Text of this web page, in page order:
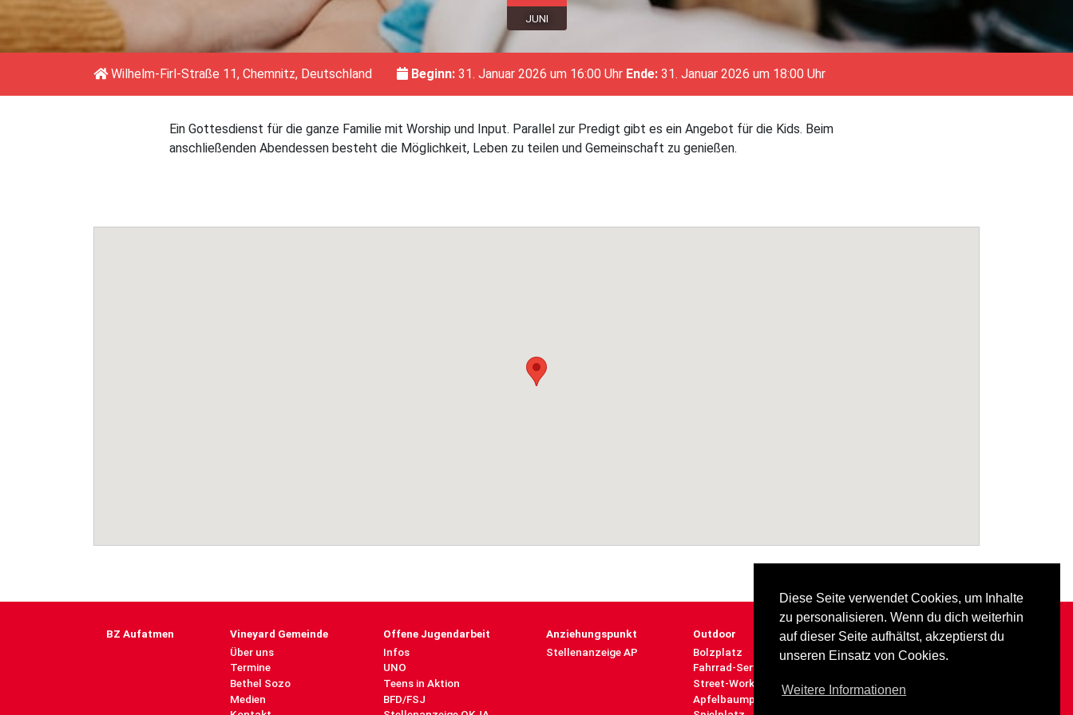
Diese Seite verwendet Cookies, um Inhalte
zu personalisieren. Wenn du dich weiterhin
auf dieser Seite aufhältst, akzeptierst du
unseren Einsatz von Cookies.
Weitere Informationen
JUNI
Wilhelm-Firl-Straße 11, Chemnitz, Deutschland Beginn: 31. Januar 2026 um 16:00 Uhr Ende: 31. Januar 2026 um 18:00 Uhr
Ein Gottesdienst für die ganze Familie mit Worship und Input. Parallel zur Predigt gibt es ein Angebot für die Kids. Beim
anschließenden Abendessen besteht die Möglichkeit, Leben zu teilen und Gemeinschaft zu genießen.
BZ Aufatmen
Vineyard Gemeinde
Über uns
Termine
Bethel Sozo
Medien
Offene Jugendarbeit
Infos
UNO
Teens in Aktion
BFD/FSJ
Anziehungspunkt
Stellenanzeige AP
Outdoor
Bolzplatz
Fahrrad-Service-Station
Street-Workout-Anlage
Apfelbaumparade
Impressum
Datenschutz